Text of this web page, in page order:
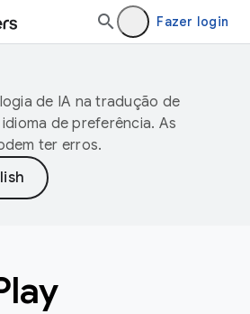
Fazer login
de IA na tradução de
de preferência. As
ter erros.